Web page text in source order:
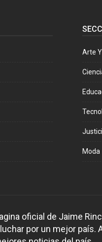
Arte
Moda
oficial de Jaime
por un mejor país.